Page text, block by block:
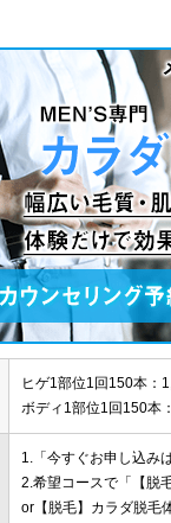
ヒゲ1部位1回150本：
ボディ1部位1回150本
1.「今すぐお申し込み
2.希望コースで「【脱
or【脱毛】カラダ脱毛